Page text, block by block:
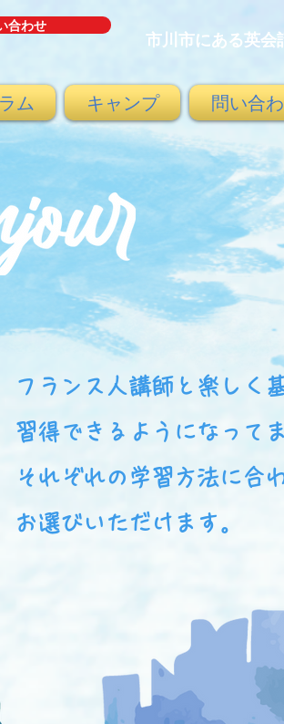
合わせ
市川市にある英会
ム キャンプ 問い合
フランス人講師と楽しく
習得できるようになってま
それぞれの学習方法に合
お選びいただけます。